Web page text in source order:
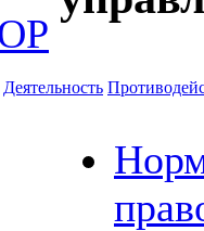
Деятельность